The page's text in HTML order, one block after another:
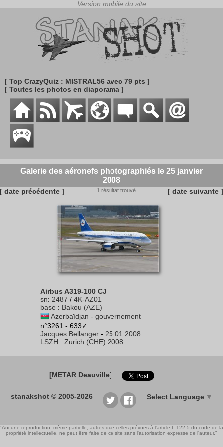
[ Top CrazyQuiz : MISTRAL56 avec 79 pts ]
[ Toutes les photos en diaporama ]
Galerie des aéronefs photographiés le 25 janvier
2008
[ date précédente ] . . . 1 résultat trouvé . . . [ date suivante ]
Airbus A319-100 CJ
sn: 2487 / 4K-AZ01
base : Bakou (AZE)
Azerbaïdjan - gouvernement
n°3261 - 633✓
Jacques Bellanger - 25.01.2008
LSZH : Zurich (CHE) 2008
[METAR Deauville]
stanakshot © 2005-2026 Select Language ▼
"Aucune reproduction, même partielle, autres que celles prévues à l'article L 122-5 du code de la
propriété intellectuelle, ne peut être faite de ce site sans l'autorisation expresse de l'auteur."